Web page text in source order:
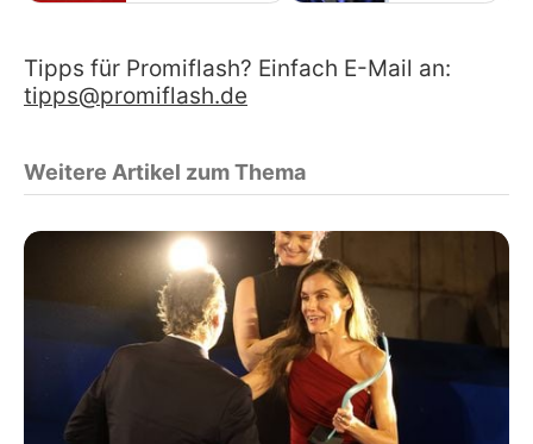
Tipps für Promiflash? Einfach E-Mail an:
tipps@promiflash.de
Weitere Artikel zum Thema